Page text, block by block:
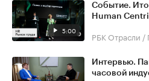
5:00
Событие.
Human
РБК Отрасли /
Интервью.
часовой